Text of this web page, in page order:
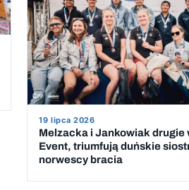
19 lipca 2026
Melzacka i Jankowiak drugie
Event, triumfują duńskie
norwescy bracia